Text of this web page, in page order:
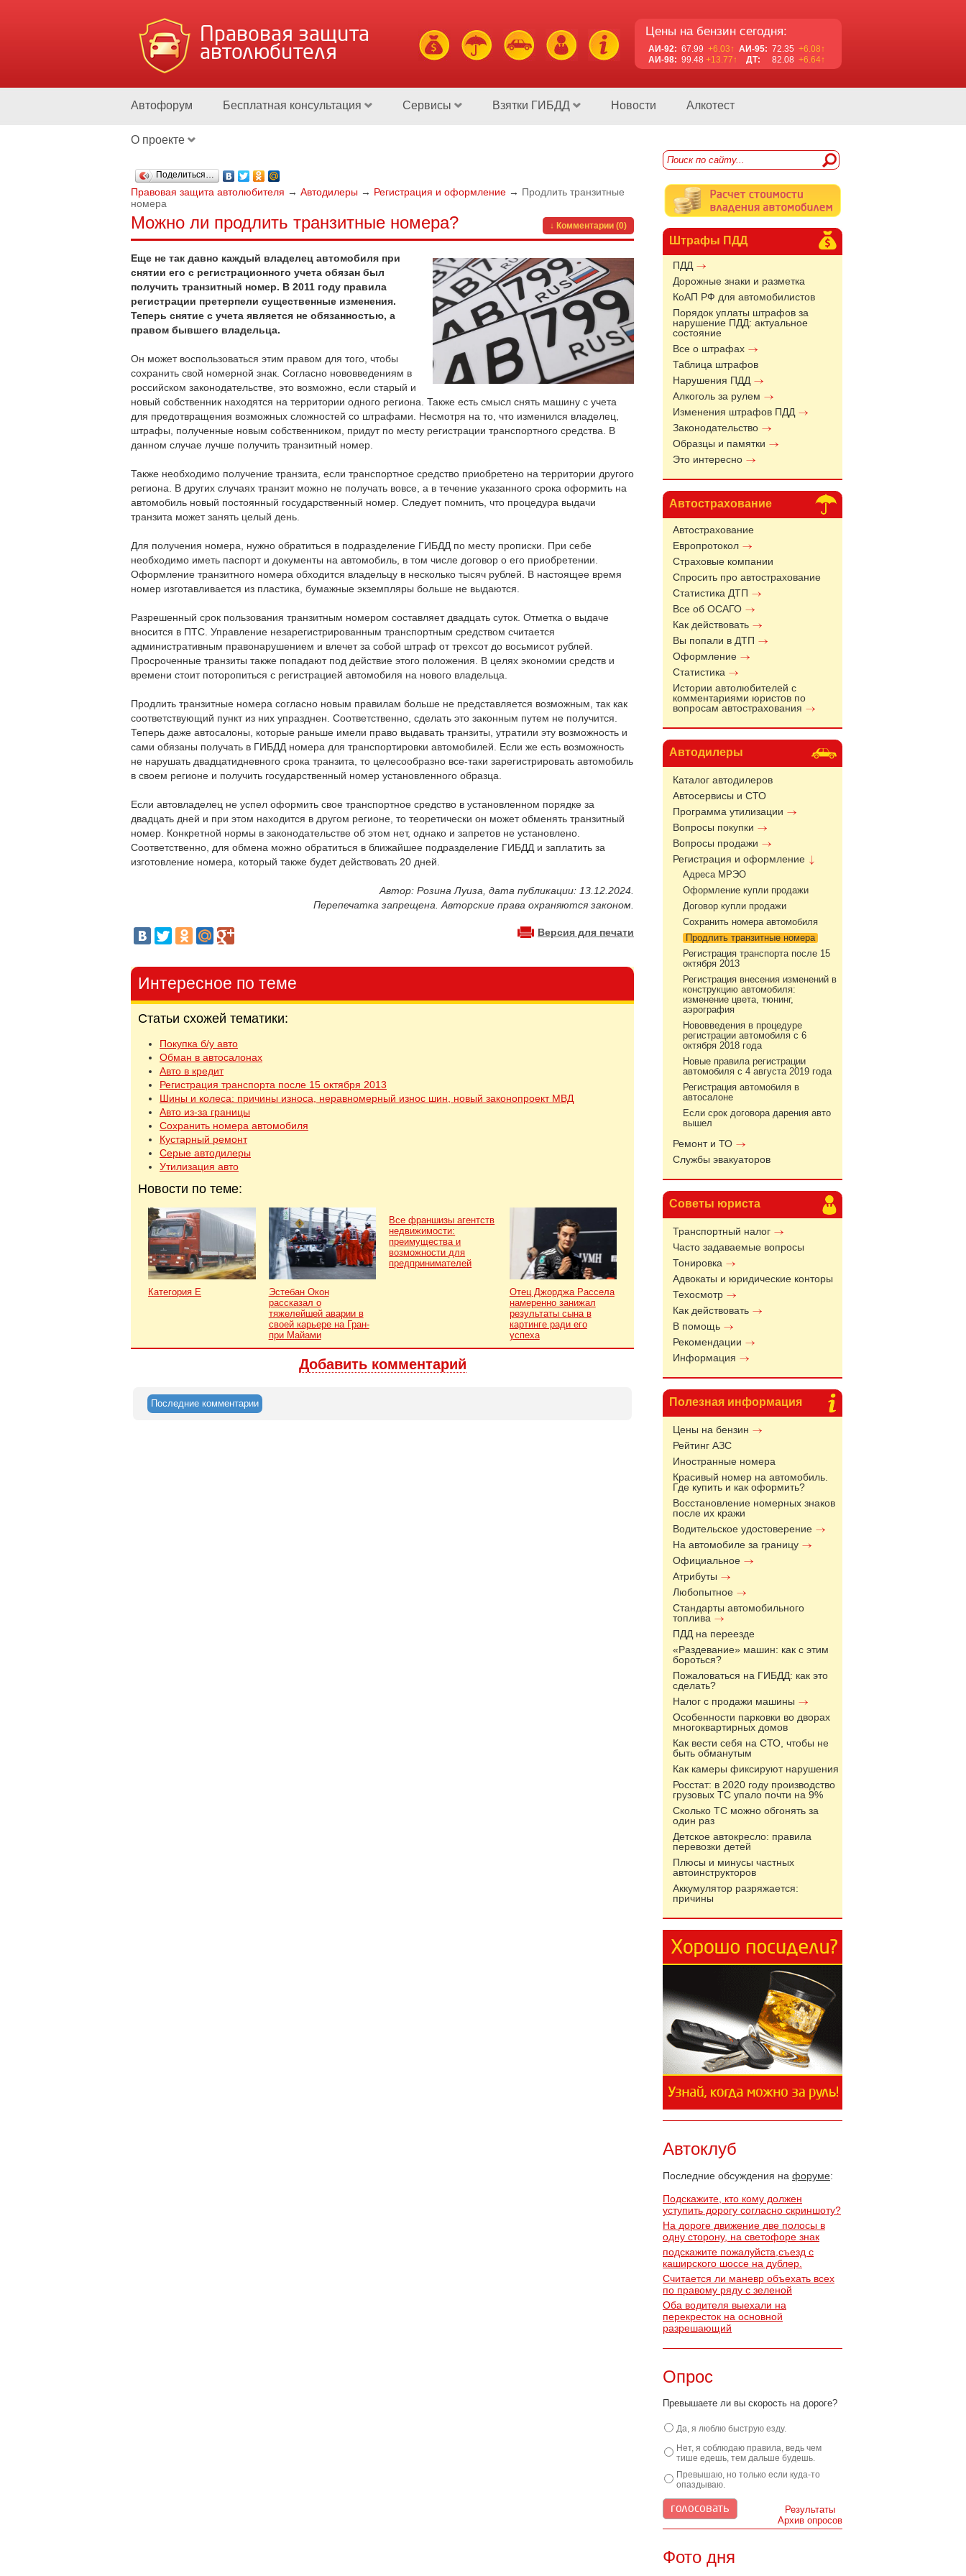
Правовая защита
автолюбителя
Цены на бензин сегодня:
АИ-92: 67.99 +6.03↑ АИ-95: 72.35 +6.08↑
АИ-98: 99.48 +13.77↑ ДТ: 82.08 +6.64↑
Автофорум Бесплатная консультация Сервисы Взятки ГИБДД Новости Алкотест
О проекте
Штрафы ПДД
ПДД
Дорожные знаки и разметка
КоАП РФ для автомобилистов
Порядок уплаты штрафов за
нарушение ПДД: актуальное
состояние
Все о штрафах
Таблица штрафов
Нарушения ПДД
Алкоголь за рулем
Изменения штрафов ПДД
Законодательство
Образцы и памятки
Это интересно
Автострахование
Автострахование
Европротокол
Страховые компании
Спросить про автострахование
Статистика ДТП
Все об ОСАГО
Как действовать
Вы попали в ДТП
Оформление
Статистика
Истории автолюбителей с
комментариями юристов по
вопросам автострахования
Автодилеры
Каталог автодилеров
Автосервисы и СТО
Программа утилизации
Вопросы покупки
Вопросы продажи
Регистрация и оформление
Адреса МРЭО
Оформление купли продажи
Договор купли продажи
Сохранить номера автомобиля
Продлить транзитные номера
Регистрация транспорта после 15
октября 2013
Регистрация внесения изменений в
конструкцию автомобиля:
изменение цвета, тюнинг,
аэрография
Нововведения в процедуре
регистрации автомобиля с 6
октября 2018 года
Новые правила регистрации
автомобиля с 4 августа 2019 года
Регистрация автомобиля в
автосалоне
Если срок договора дарения авто
вышел
Ремонт и ТО
Службы эвакуаторов
Советы юриста
Транспортный налог
Часто задаваемые вопросы
Тонировка
Адвокаты и юридические конторы
Техосмотр
Как действовать
В помощь
Рекомендации
Информация
Полезная информация
Цены на бензин
Рейтинг АЗС
Иностранные номера
Красивый номер на автомобиль.
Где купить и как оформить?
Восстановление номерных знаков
после их кражи
Водительское удостоверение
На автомобиле за границу
Официальное
Атрибуты
Любопытное
Стандарты автомобильного
топлива
ПДД на переезде
«Раздевание» машин: как с этим
бороться?
Пожаловаться на ГИБДД: как это
сделать?
Налог с продажи машины
Особенности парковки во дворах
многоквартирных домов
Как вести себя на СТО, чтобы не
быть обманутым
Как камеры фиксируют нарушения
Росстат: в 2020 году производство
грузовых ТС упало почти на 9%
Сколько ТС можно обгонять за
один раз
Детское автокресло: правила
перевозки детей
Плюсы и минусы частных
автоинструкторов
Аккумулятор разряжается:
причины
Автоклуб
Последние обсуждения на форуме:
Подскажите, кто кому должен
уступить дорогу согласно скриншоту?
На дороге движение две полосы в
одну сторону, на светофоре знак
подскажите пожалуйста,съезд с
каширского шоссе на дублер.
Считается ли маневр объехать всех
по правому ряду с зеленой
Оба водителя выехали на
перекресток на основной
разрешающий
Опрос
Превышаете ли вы скорость на дороге?
Да, я люблю быструю езду.
Нет, я соблюдаю правила, ведь чем
тише едешь, тем дальше будешь.
Превышаю, но только если куда-то
опаздываю.
Результаты
Архив опросов
Фото дня
Поделиться…
Правовая защита автолюбителя → Автодилеры → Регистрация и оформление → Продлить транзитные
номера
↓ Комментарии (0)
Можно ли продлить транзитные номера?
Еще не так давно каждый владелец автомобиля при
снятии его с регистрационного учета обязан был
получить транзитный номер. В 2011 году правила
регистрации претерпели существенные изменения.
Теперь снятие с учета является не обязанностью, а
правом бывшего владельца.
Он может воспользоваться этим правом для того, чтобы
сохранить свой номерной знак. Согласно нововведениям в
российском законодательстве, это возможно, если старый и
новый собственник находятся на территории одного региона. Также есть смысл снять машину с учета
для предотвращения возможных сложностей со штрафами. Несмотря на то, что изменился владелец,
штрафы, полученные новым собственником, придут по месту регистрации транспортного средства. В
данном случае лучше получить транзитный номер.
Также необходимо получение транзита, если транспортное средство приобретено на территории другого
региона. В других случаях транзит можно не получать вовсе, а в течение указанного срока оформить на
автомобиль новый постоянный государственный номер. Следует помнить, что процедура выдачи
транзита может занять целый день.
Для получения номера, нужно обратиться в подразделение ГИБДД по месту прописки. При себе
необходимо иметь паспорт и документы на автомобиль, в том числе договор о его приобретении.
Оформление транзитного номера обходится владельцу в несколько тысяч рублей. В настоящее время
номер изготавливается из пластика, бумажные экземпляры больше не выдаются.
Разрешенный срок пользования транзитным номером составляет двадцать суток. Отметка о выдаче
вносится в ПТС. Управление незарегистрированным транспортным средством считается
административным правонарушением и влечет за собой штраф от трехсот до восьмисот рублей.
Просроченные транзиты также попадают под действие этого положения. В целях экономии средств и
времени стоит поторопиться с регистрацией автомобиля на нового владельца.
Продлить транзитные номера согласно новым правилам больше не представляется возможным, так как
соответствующий пункт из них упразднен. Соответственно, сделать это законным путем не получится.
Теперь даже автосалоны, которые раньше имели право выдавать транзиты, утратили эту возможность и
сами обязаны получать в ГИБДД номера для транспортировки автомобилей. Если же есть возможность
не нарушать двадцатидневного срока транзита, то целесообразно все-таки зарегистрировать автомобиль
в своем регионе и получить государственный номер установленного образца.
Если автовладелец не успел оформить свое транспортное средство в установленном порядке за
двадцать дней и при этом находится в другом регионе, то теоретически он может обменять транзитный
номер. Конкретной нормы в законодательстве об этом нет, однако и запретов не установлено.
Соответственно, для обмена можно обратиться в ближайшее подразделение ГИБДД и заплатить за
изготовление номера, который также будет действовать 20 дней.
Автор: Розина Луиза, дата публикации: 13.12.2024.
Перепечатка запрещена. Авторские права охраняются законом.
Версия для печати
Интересное по теме
Статьи схожей тематики:
Покупка б/у авто
Обман в автосалонах
Авто в кредит
Регистрация транспорта после 15 октября 2013
Шины и колеса: причины износа, неравномерный износ шин, новый законопроект МВД
Авто из-за границы
Сохранить номера автомобиля
Кустарный ремонт
Серые автодилеры
Утилизация авто
Новости по теме:
Категория Е
Эстебан Окон
рассказал о
тяжелейшей аварии в
своей карьере на Гран-
при Майами
Все франшизы агентств
недвижимости:
преимущества и
возможности для
предпринимателей
Отец Джорджа Рассела
намеренно занижал
результаты сына в
картинге ради его
успеха
Добавить комментарий
Последние комментарии